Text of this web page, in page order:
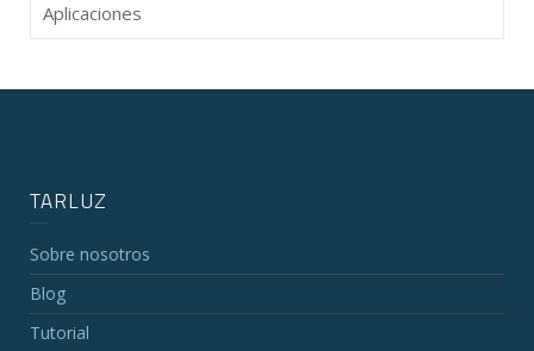
Aplicaciones
TARLUZ
Sobre nosotros
Blog
Tutorial